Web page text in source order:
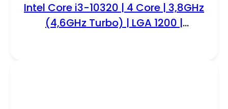
Intel Core i3-10320 | 4 Core | 3,8GHz
(4,6GHz Turbo) | LGA 1200 |